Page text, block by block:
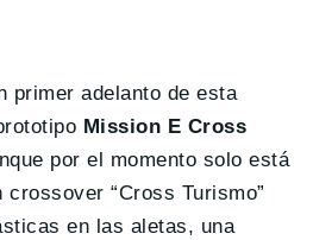
primer adelanto de esta
Mission E Cross
por el momento solo está
“Cross Turismo”
en las aletas, una